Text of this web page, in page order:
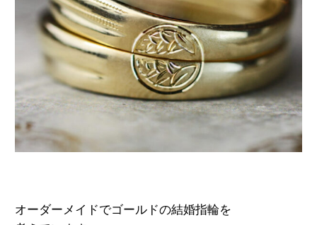
オーダーメイドでゴールドの結婚指輪を